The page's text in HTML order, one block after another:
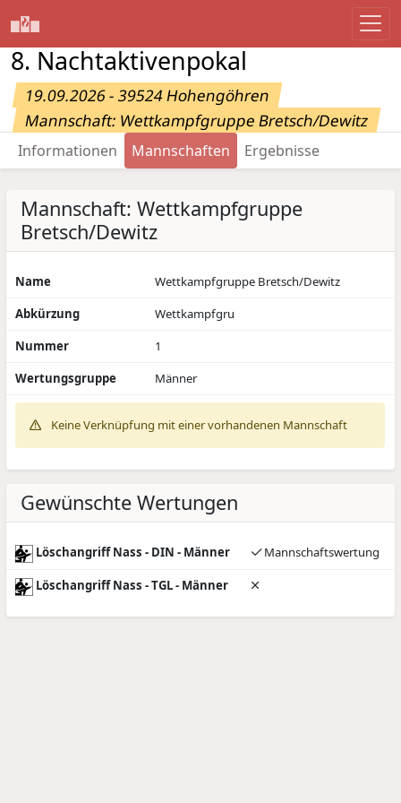
8. Nachtaktivenpokal
19.09.2026 - 39524 Hohengöhren
Mannschaft: Wettkampfgruppe Bretsch/Dewitz
Informationen Mannschaften Ergebnisse
Mannschaft: Wettkampfgruppe
Bretsch/Dewitz
Name
Wettkampfgruppe Bretsch/Dewitz
Abkürzung
Wettkampfgru
Nummer
1
Wertungsgruppe
Männer
Keine Verknüpfung mit einer vorhandenen Mannschaft
Gewünschte Wertungen
Löschangriff Nass - DIN - Männer Mannschaftswertung
Löschangriff Nass - TGL - Männer